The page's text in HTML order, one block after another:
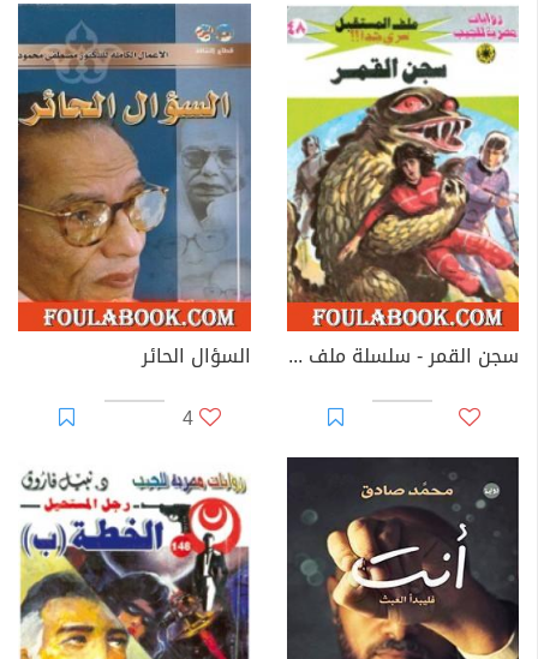
سجن القمر - سلسلة ملف المستقبل
السؤال الحائر
4